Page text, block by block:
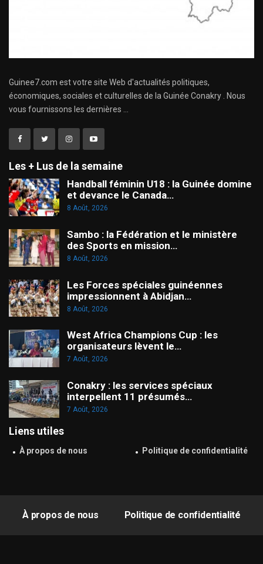
Guinee7.com est votre site Web d'actualités politiques,
économiques, sociales et culturelles de la Guinée Conakry . Nous
vous fournissons les dernières ...
Les + Lus de la semaine
Handball féminin U18 : la Guinée domine
et devance le Canada…
8 Août, 2026
Sambo : la Fédération et le ministère
des Sports en mission…
8 Août, 2026
Les Forces spéciales guinéennes
impressionnent à Abidjan…
8 Août, 2026
West Africa Champions Cup : les
organisateurs lèvent le…
7 Août, 2026
Conakry : les services spéciaux
interpellent 11 présumés…
7 Août, 2026
Liens utiles
À propos de nous Politique de confidentialité
À propos de nous Politique de confidentialité